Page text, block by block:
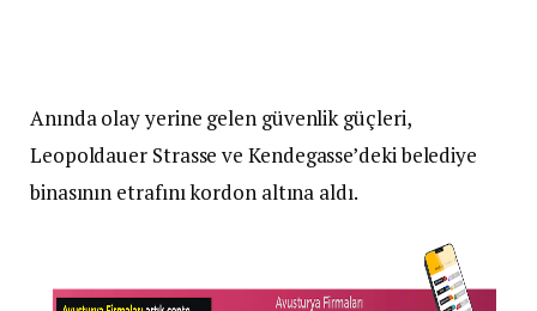
Anında olay yerine gelen güvenlik güçleri,
Leopoldauer Strasse ve Kendegasse’deki belediye
binasının etrafını kordon altına aldı.